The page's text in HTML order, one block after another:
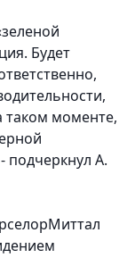
Будет
таком моменте,
подчеркнул А.